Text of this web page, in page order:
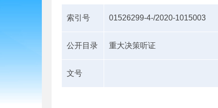
索引号 01526299-4-/2020-1015003
公开目录 重大决策听证
文号